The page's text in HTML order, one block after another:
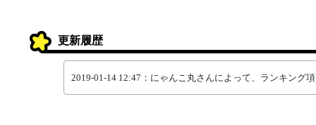
更新履歴
2019-01-14 12:47：にゃんこ丸さんによって、ランキング項